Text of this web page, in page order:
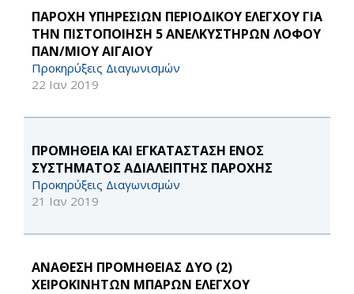
ΠΑΡΟΧΗ ΥΠΗΡΕΣΙΩΝ ΠΕΡΙΟΔΙΚΟΥ ΕΛΕΓΧΟΥ ΓΙΑ
ΤΗΝ ΠΙΣΤΟΠΟΙΗΣΗ 5 ΑΝΕΛΚΥΣΤΗΡΩΝ ΛΟΦΟΥ
ΠΑΝ/ΜΙΟΥ ΑΙΓΑΙΟΥ
Προκηρύξεις Διαγωνισμών
22 Ιαν 2019
ΠΡΟΜΗΘΕΙΑ ΚΑΙ ΕΓΚΑΤΑΣΤΑΣΗ ΕΝΟΣ
ΣΥΣΤΗΜΑΤΟΣ ΑΔΙΑΛΕΙΠΤΗΣ ΠΑΡΟΧΗΣ
Προκηρύξεις Διαγωνισμών
21 Ιαν 2019
ΑΝΑΘΕΣΗ ΠΡΟΜΗΘΕΙΑΣ ΔΥΟ (2)
ΧΕΙΡΟΚΙΝΗΤΩΝ ΜΠΑΡΩΝ ΕΛΕΓΧΟΥ